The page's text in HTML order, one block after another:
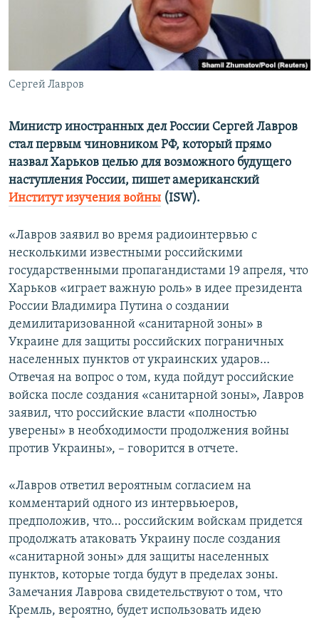
ПОБЕДИТЕЛЕЙ НЕ СУДЯТ?
КРЫМ.НЕПОКОРЕННЫЙ
УКРАИНСКАЯ ПРОБЛЕМА КРЫМА
Сергей Лавров
Министр иностранных дел России Сергей Лавров
стал первым чиновником РФ, который прямо
назвал Харьков целью для возможного будущего
наступления России, пишет американский
Институт изучения войны (ISW).
«Лавров заявил во время радиоинтервью с
несколькими известными российскими
государственными пропагандистами 19 апреля, что
Харьков «играет важную роль» в идее президента
России Владимира Путина о создании
демилитаризованной «санитарной зоны» в
Украине для защиты российских пограничных
населенных пунктов от украинских ударов…
Отвечая на вопрос о том, куда пойдут российские
войска после создания «санитарной зоны», Лавров
заявил, что российские власти «полностью
уверены» в необходимости продолжения войны
против Украины», – говорится в отчете.
«Лавров ответил вероятным согласием на
комментарий одного из интервьюеров,
предположив, что… российским войскам придется
продолжать атаковать Украину после создания
«санитарной зоны» для защиты населенных
пунктов, которые тогда будут в пределах зоны.
Замечания Лаврова свидетельствуют о том, что
Кремль, вероятно, будет использовать идею